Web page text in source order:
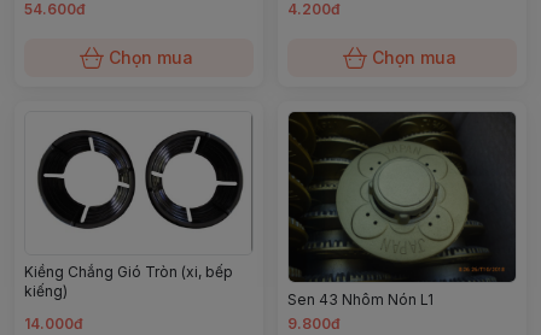
54.600đ
Chọn mua
4.200đ
Chọn mua
Kiềng Chắng Gió Tròn (xi, bếp
kiếng)
14.000đ
Sen 43 Nhôm Nón L1
9.800đ